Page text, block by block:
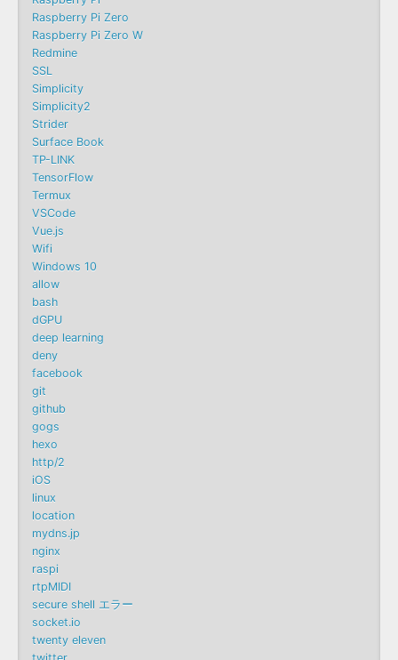
Raspberry Pi Zero
Raspberry Pi Zero W
Redmine
SSL
Simplicity
Simplicity2
Strider
Surface Book
TP-LINK
TensorFlow
Termux
VSCode
Vue.js
Wifi
Windows 10
allow
bash
dGPU
deep learning
deny
facebook
git
github
gogs
hexo
http/2
iOS
linux
location
mydns.jp
nginx
raspi
rtpMIDI
secure shell エラー
socket.io
twenty eleven